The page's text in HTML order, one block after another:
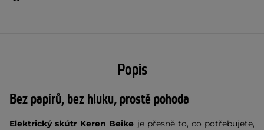
Popis
Bez papírů, bez hluku, prostě pohoda
Elektrický skútr Keren Beike je přesně to, co potřebujete,